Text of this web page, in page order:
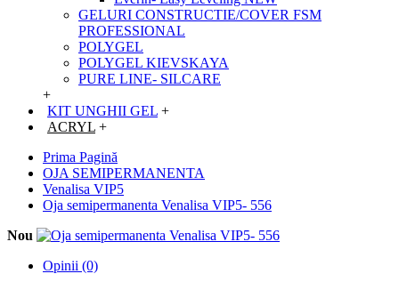
GELURI CONSTRUCTIE/COVER FSM
PROFESSIONAL
POLYGEL
POLYGEL KIEVSKAYA
PURE LINE- SILCARE
+
KIT UNGHII GEL +
ACRYL +
Prima Pagină
OJA SEMIPERMANENTA
Venalisa VIP5
Oja semipermanenta Venalisa VIP5- 556
Nou
Opinii (0)